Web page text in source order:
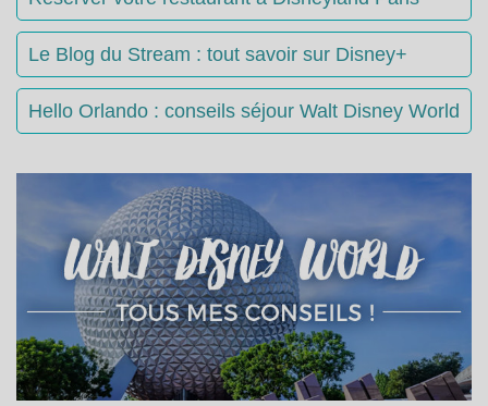
Le Blog du Stream : tout savoir sur Disney+
Hello Orlando : conseils séjour Walt Disney World